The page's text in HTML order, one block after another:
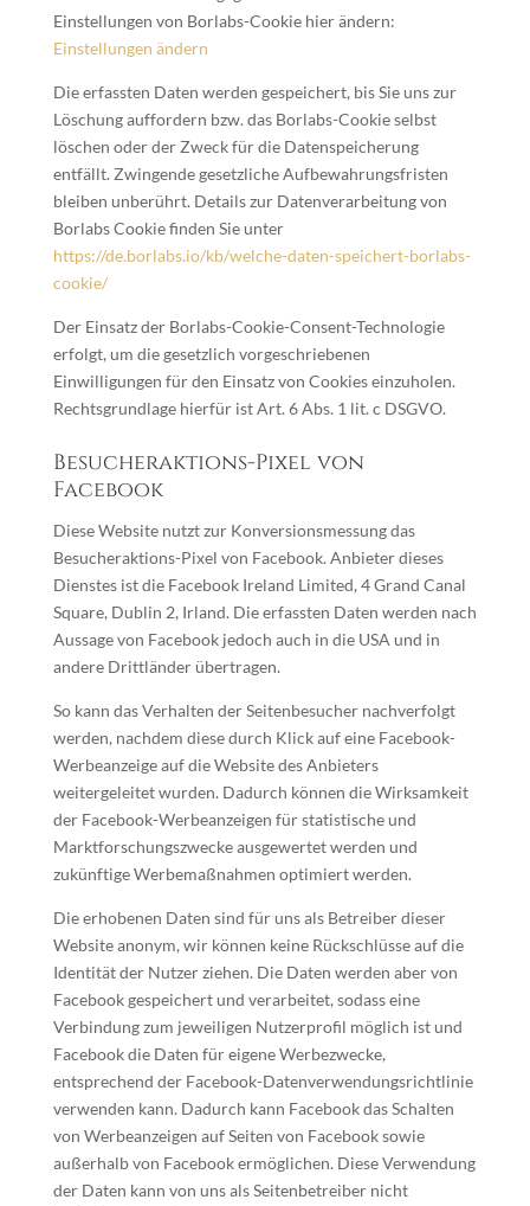
Einstellungen von Borlabs-Cookie hier ändern:
Einstellungen ändern
Die erfassten Daten werden gespeichert, bis Sie uns zur
Löschung auffordern bzw. das Borlabs-Cookie selbst
löschen oder der Zweck für die Datenspeicherung
entfällt. Zwingende gesetzliche Aufbewahrungsfristen
bleiben unberührt. Details zur Datenverarbeitung von
Borlabs Cookie finden Sie unter
https://de.borlabs.io/kb/welche-daten-speichert-borlabs-
cookie/
Der Einsatz der Borlabs-Cookie-Consent-Technologie
erfolgt, um die gesetzlich vorgeschriebenen
Einwilligungen für den Einsatz von Cookies einzuholen.
Rechtsgrundlage hierfür ist Art. 6 Abs. 1 lit. c DSGVO.
Besucheraktions-Pixel von
Facebook
Diese Website nutzt zur Konversionsmessung das
Besucheraktions-Pixel von Facebook. Anbieter dieses
Dienstes ist die Facebook Ireland Limited, 4 Grand Canal
Square, Dublin 2, Irland. Die erfassten Daten werden nach
Aussage von Facebook jedoch auch in die USA und in
andere Drittländer übertragen.
So kann das Verhalten der Seitenbesucher nachverfolgt
werden, nachdem diese durch Klick auf eine Facebook-
Werbeanzeige auf die Website des Anbieters
weitergeleitet wurden. Dadurch können die Wirksamkeit
der Facebook-Werbeanzeigen für statistische und
Marktforschungszwecke ausgewertet werden und
zukünftige Werbemaßnahmen optimiert werden.
Die erhobenen Daten sind für uns als Betreiber dieser
Website anonym, wir können keine Rückschlüsse auf die
Identität der Nutzer ziehen. Die Daten werden aber von
Facebook gespeichert und verarbeitet, sodass eine
Verbindung zum jeweiligen Nutzerprofil möglich ist und
Facebook die Daten für eigene Werbezwecke,
entsprechend der Facebook-Datenverwendungsrichtlinie
verwenden kann. Dadurch kann Facebook das Schalten
von Werbeanzeigen auf Seiten von Facebook sowie
außerhalb von Facebook ermöglichen. Diese Verwendung
der Daten kann von uns als Seitenbetreiber nicht